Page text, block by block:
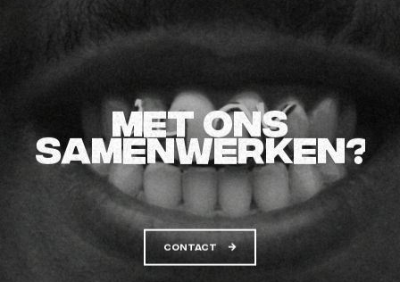
MET ONS
SAMENWERKEN?
CONTACT
Contact